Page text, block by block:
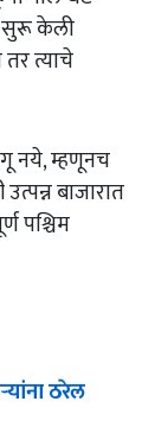
सुरू केली
त्याचे
नये, म्हणूनच
बाजारात
पश्चिम
ठरेल